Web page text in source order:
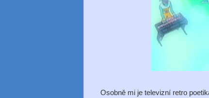
Osobně mi je televizní retro